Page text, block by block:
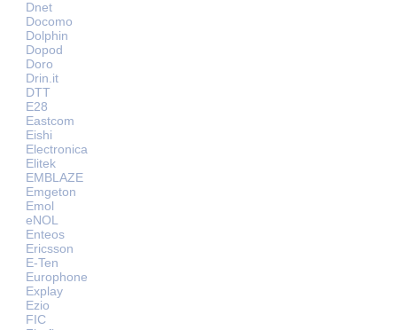
Dnet
Docomo
Dolphin
Dopod
Doro
Drin.it
DTT
E28
Eastcom
Eishi
Electronica
Elitek
EMBLAZE
Emgeton
Emol
eNOL
Enteos
Ericsson
E-Ten
Europhone
Explay
Ezio
FIC